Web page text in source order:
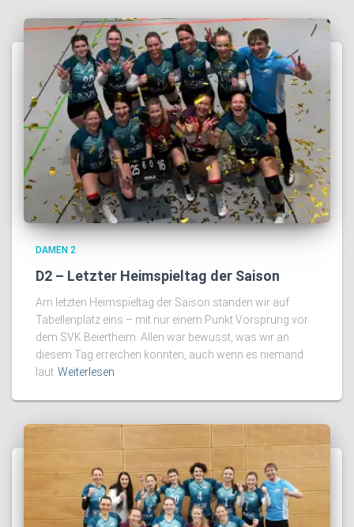
DAMEN 2
D2 – Letzter Heimspieltag der Saison
Am letzten Heimspieltag der Saison standen wir auf
Tabellenplatz eins – mit nur einem Punkt Vorsprung vor
dem SVK Beiertheim. Allen war bewusst, was wir an
diesem Tag erreichen konnten, auch wenn es niemand
laut Weiterlesen